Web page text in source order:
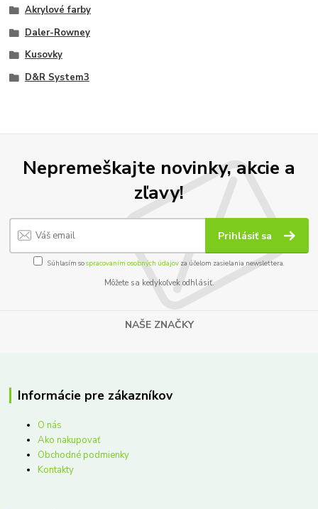
Akrylové farby
Daler-Rowney
Kusovky
D&R System3
Nepremeškajte novinky, akcie a
zľavy!
Prihlásiť sa
Súhlasím sospracovaním osobných údajov za účelom zasielania newslettera.
Môžete sa kedykoľvek odhlásiť.
NAŠE ZNAČKY
Informácie pre zákazníkov
O nás
Ako nakupovať
Obchodné podmienky
Kontakty